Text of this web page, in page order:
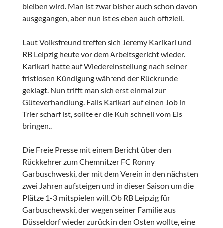
bleiben wird. Man ist zwar bisher auch schon davon
ausgegangen, aber nun ist es eben auch offiziell.
Laut Volksfreund treffen sich Jeremy Karikari und
RB Leipzig heute vor dem Arbeitsgericht wieder.
Karikari hatte auf Wiedereinstellung nach seiner
fristlosen Kündigung während der Rückrunde
geklagt. Nun trifft man sich erst einmal zur
Güteverhandlung. Falls Karikari auf einen Job in
Trier scharf ist, sollte er die Kuh schnell vom Eis
bringen..
Die Freie Presse mit einem Bericht über den
Rückkehrer zum Chemnitzer FC Ronny
Garbuschweski, der mit dem Verein in den nächsten
zwei Jahren aufsteigen und in dieser Saison um die
Plätze 1-3 mitspielen will. Ob RB Leipzig für
Garbuschewski, der wegen seiner Familie aus
Düsseldorf wieder zurück in den Osten wollte, eine